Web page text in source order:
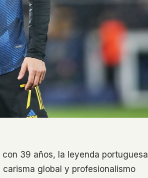
39 años, la leyenda portuguesa
carisma global y profesionalismo